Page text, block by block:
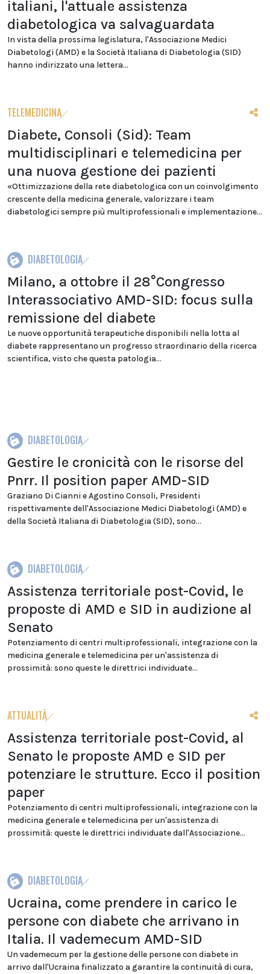
italiani, l'attuale assistenza
diabetologica va salvaguardata
In vista della prossima legislatura, l'Associazione Medici
Diabetologi (AMD) e la Società Italiana di Diabetologia (SID)
hanno indirizzato una lettera...
TELEMEDICINA
Diabete, Consoli (Sid): Team
multidisciplinari e telemedicina per
una nuova gestione dei pazienti
«Ottimizzazione della rete diabetologica con un coinvolgimento
crescente della medicina generale, valorizzare i team
diabetologici sempre più multiprofessionali e implementazione...
DIABETOLOGIA
Milano, a ottobre il 28°Congresso
Interassociativo AMD-SID: focus sulla
remissione del diabete
Le nuove opportunità terapeutiche disponibili nella lotta al
diabete rappresentano un progresso straordinario della ricerca
scientifica, visto che questa patologia...
DIABETOLOGIA
Gestire le cronicità con le risorse del
Pnrr. Il position paper AMD-SID
Graziano Di Cianni e Agostino Consoli, Presidenti
rispettivamente dell'Associazione Medici Diabetologi (AMD) e
della Società Italiana di Diabetologia (SID), sono...
DIABETOLOGIA
Assistenza territoriale post-Covid, le
proposte di AMD e SID in audizione al
Senato
Potenziamento di centri multiprofessionali, integrazione con la
medicina generale e telemedicina per un'assistenza di
prossimità: sono queste le direttrici individuate...
ATTUALITÀ
Assistenza territoriale post-Covid, al
Senato le proposte AMD e SID per
potenziare le strutture. Ecco il position
paper
Potenziamento di centri multiprofessionali, integrazione con la
medicina generale e telemedicina per un'assistenza di
prossimità: queste le direttrici individuate dall'Associazione...
DIABETOLOGIA
Ucraina, come prendere in carico le
persone con diabete che arrivano in
Italia. Il vademecum AMD-SID
Un vademecum per la gestione delle persone con diabete in
arrivo dall'Ucraina finalizzato a garantire la continuità di cura,